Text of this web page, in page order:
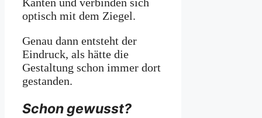
optisch mit dem Ziegel.
Genau dann entsteht der
Eindruck, als hätte die
Gestaltung schon immer dort
gestanden.
Schon gewusst?